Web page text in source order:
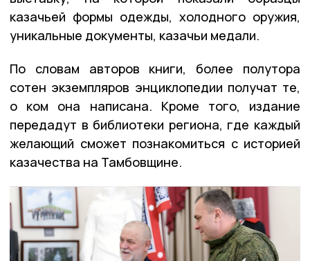
казачьей формы одежды, холодного оружия,
уникальные документы, казачьи медали.
По словам авторов книги, более полутора
сотен экземпляров энциклопедии получат те,
о ком она написана. Кроме того, издание
передадут в библиотеки региона, где каждый
желающий сможет познакомиться с историей
казачества на Тамбовщине.